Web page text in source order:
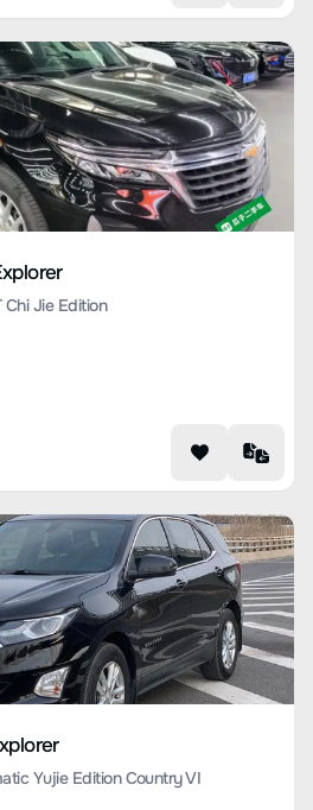
Jie Edition
Yujie Edition Country VI